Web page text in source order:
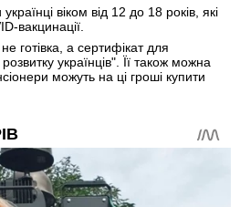
віком від 12 до 18 років, які
вакцинації.
готівка, а сертифікат для
українців". Її також можна
можуть на ці гроші купити